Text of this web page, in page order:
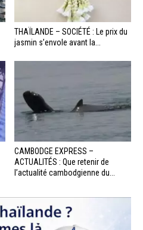
THAÏLANDE – SOCIÉTÉ : Le prix du
jasmin s’envole avant la...
CAMBODGE EXPRESS –
ACTUALITÉS : Que retenir de
l’actualité cambodgienne du...